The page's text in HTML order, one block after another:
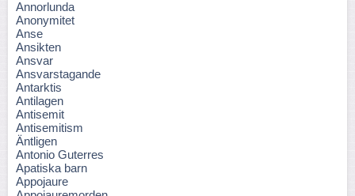
Annorlunda
Anonymitet
Anse
Ansikten
Ansvar
Ansvarstagande
Antarktis
Antilagen
Antisemit
Antisemitism
Äntligen
Antonio Guterres
Apatiska barn
Appojaure